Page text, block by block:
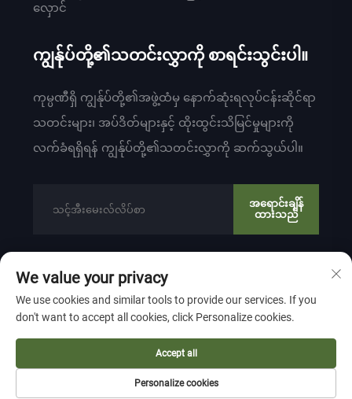
လှောင်
ကျွန်ုပ်တို့၏သတင်းလွှာကို စာရင်းသွင်းပါ။
ကုမ္ပဏီရှိ ကျွန်ုပ်တို့၏အဖွဲ့ထံမှ နောက်ဆုံးရလုပ်ငန်းဆိုင်ရာ
သတင်းများ၊ အပ်ဒိတ်များနှင့် ထိုးထွင်းသိမြင်မှုများကို
လက်ခံရရှိရန် ကျွန်ုပ်တို့၏သတင်းလွှာကို ဆက်သွယ်ပါ။
အရောင်းချိန်
ထားသည်
ကော်ပီရှိတ် © 2024 မှ ZHEJIANG WEIYU VENTILATION
ELECTROMECHANICAL CO.,LTD
ကိုယ်ရေးကိုယ်တာ မူဝါဒ
အထက်ဖြင့် ဆွဲခြင်း
We value your privacy
We use cookies and similar tools to provide our services. If you
don't want to accept all cookies, click Personalize cookies.
Personalize cookies
Accept all